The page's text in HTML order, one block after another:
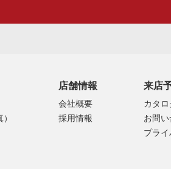
店舗情報
会社概要
採用情報
来店
カタ
お問
プラ